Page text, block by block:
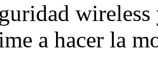
a hacer la